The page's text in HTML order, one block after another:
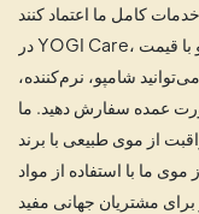
در YOGI Care، ما محصولات مراقبت از مو با بهترین کیفیت و با قیمت
شامپو، نرم‌کننده،
عمده سفارش دهید. ما
از موی طبیعی با برند
ما با استفاده از مواد
مشتریان جهانی مفید